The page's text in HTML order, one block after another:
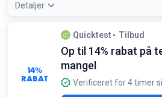
Detaljer
14%
RABAT
Quicktest Tilbud
Op til 14% rabat på
mangel
Verificeret for 4 timer